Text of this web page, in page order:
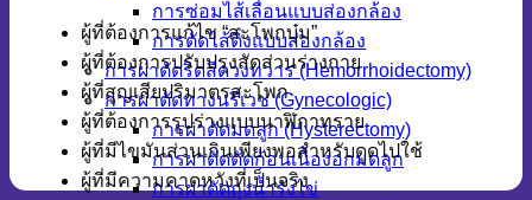
การซ่อมไส้เลื่อนแบบส่องกล้อง
การตัดไส้ติ่งแบบส่องกล้อง
การผ่าตัดริดสีดวงทวาร (Hemorrhoidectomy)
การผ่าตัดทางนรีเวช (Gynecologic)
การผ่าตัดมดลูก (Hysterectomy)
การผ่าตัดตัดก้อนเนื้องอกมดลูก
การผ่าตัดถุงน้ำรังไข่
ผู้ที่ต้องการแก้ไข “สะโพกบุ๋ม”
ผู้ที่ต้องการปรับปรุงสัดส่วนร่างกาย
ผู้ที่สูญเสียปริมาตรสะโพก
ผู้ที่ต้องการรูปร่างแบบนาฬิกาทราย
ผู้ที่มีไขมันส่วนเกินเพียงพอสำหรับดูดไปใช้
ผู้ที่มีความคาดหวังที่เป็นจริง